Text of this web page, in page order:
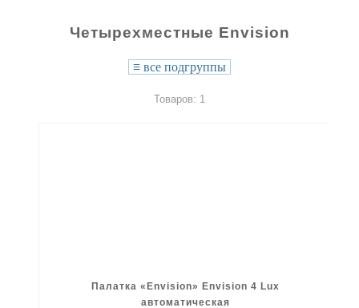
Четырехместные Envision
≡ все подгруппы
Товаров: 1
Палатка «Envision» Envision 4 Lux
автоматическая